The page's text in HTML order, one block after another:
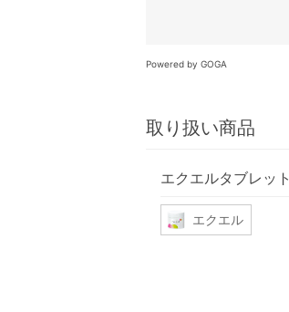
Powered by GOGA
取り扱い商品
エクエルタブレット
エクエル